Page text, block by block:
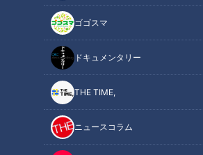
ゴゴスマ
ドキュメンタリー
THE TIME,
ニュースコラム
この記事を見たあなたへのおすすめ